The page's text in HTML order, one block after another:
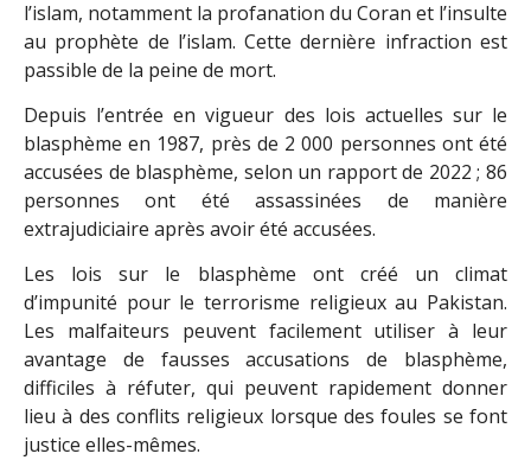
l’islam, notamment la profanation du Coran et l’insulte
au prophète de l’islam. Cette dernière infraction est
passible de la peine de mort.
Depuis l’entrée en vigueur des lois actuelles sur le
blasphème en 1987, près de 2 000 personnes ont été
accusées de blasphème, selon un rapport de 2022 ; 86
personnes ont été assassinées de manière
extrajudiciaire après avoir été accusées.
Les lois sur le blasphème ont créé un climat
d’impunité pour le terrorisme religieux au Pakistan.
Les malfaiteurs peuvent facilement utiliser à leur
avantage de fausses accusations de blasphème,
difficiles à réfuter, qui peuvent rapidement donner
lieu à des conflits religieux lorsque des foules se font
justice elles-mêmes.